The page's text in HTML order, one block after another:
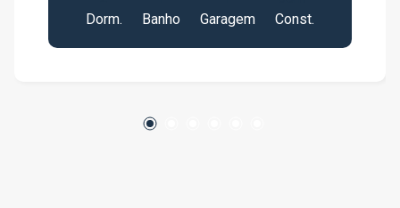
iluminada; Cozinha com móveis planejados
Banheiro social; Área de serviço; 01 vaga de
Segurança e organização; Excelente localização
Dorm.
Banho
Garagem
Const.